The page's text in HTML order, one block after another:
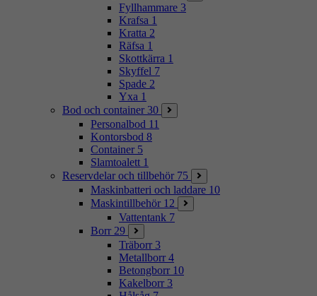
Fyllhammare 3
Krafsa 1
Kratta 2
Räfsa 1
Skottkärra 1
Skyffel 7
Spade 2
Yxa 1
Bod och container 30
Personalbod 11
Kontorsbod 8
Container 5
Slamtoalett 1
Reservdelar och tillbehör 75
Maskinbatteri och laddare 10
Maskintillbehör 12
Vattentank 7
Borr 29
Träborr 3
Metallborr 4
Betongborr 10
Kakelborr 3